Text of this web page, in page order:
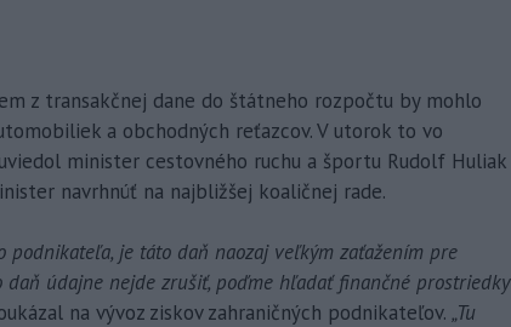
z transakčnej dane do štátneho rozpočtu by mohlo
a obchodných reťazcov. V utorok to vo
minister cestovného ruchu a športu Rudolf Huliak
navrhnúť na najbližšej koaličnej rade.
podnikateľa, je táto daň naozaj veľkým zaťažením pre
daň údajne nejde zrušiť, poďme hľadať finančné prostriedky
na vývoz ziskov zahraničných podnikateľov. „Tu